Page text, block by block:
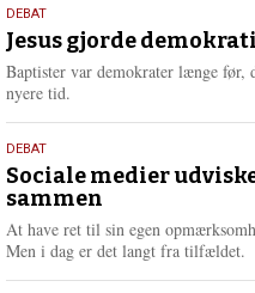
18.
maj
2026
DEBAT
Jesus gjorde
Baptister var demokrater længe før,
nyere tid.
18.
maj
2026
DEBAT
Sociale medier
sammen
At have ret til sin egen
Men i dag er det langt fra tilfældet.